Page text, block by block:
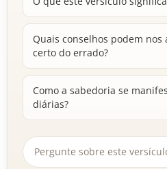
Quais conselhos podem
certo do errado?
Como a sabedoria se
diárias?